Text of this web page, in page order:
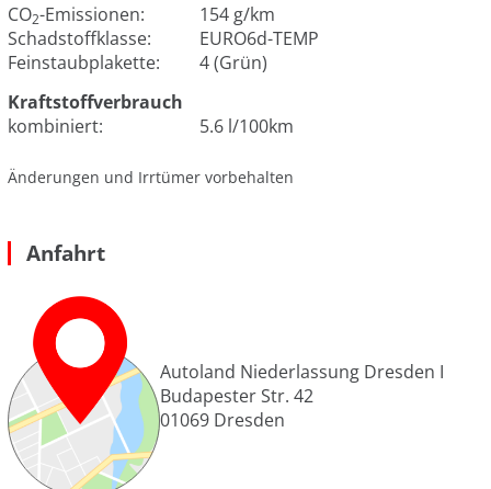
CO2-Emissionen:
154 g/km
Schadstoffklasse:
EURO6d-TEMP
Feinstaubplakette:
4 (Grün)
Kraftstoffverbrauch
kombiniert:
5.6 l/100km
Änderungen und Irrtümer vorbehalten
Anfahrt
Autoland Niederlassung Dresden I
Budapester Str. 42
01069 Dresden